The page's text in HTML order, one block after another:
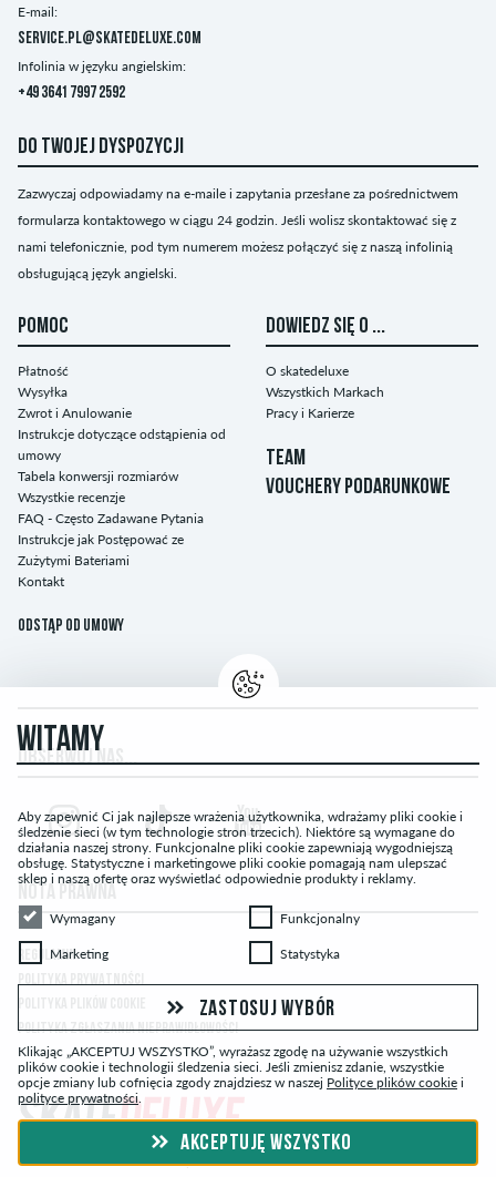
E-mail:
service.pl@skatedeluxe.com
Infolinia w języku angielskim:
+49 3641 7997 2592
DO TWOJEJ DYSPOZYCJI
Zazwyczaj odpowiadamy na e-maile i zapytania przesłane za pośrednictwem
formularza kontaktowego w ciągu 24 godzin. Jeśli wolisz skontaktować się z
nami telefonicznie, pod tym numerem możesz połączyć się z naszą infolinią
obsługującą język angielski.
POMOC
Płatność
Wysyłka
Zwrot i Anulowanie
Instrukcje dotyczące odstąpienia od
umowy
Tabela konwersji rozmiarów
Wszystkie recenzje
FAQ - Często Zadawane Pytania
Instrukcje jak Postępować ze
Zużytymi Bateriami
Kontakt
Odstąp od umowy
DOWIEDZ SIĘ O ...
O skatedeluxe
Wszystkich Markach
Pracy i Karierze
TEAM
VOUCHERY PODARUNKOWE
OBSERWUJ NAS...
REGULAMIN
POLITYKA PRYWATNOŚCI
POLITYKA ZGŁASZANIA NIEPRAWIDŁOWOŚCI
© skatedeluxe.com Skateshop 2026
WITAMY
Aby zapewnić Ci jak najlepsze wrażenia użytkownika, wdrażamy pliki cookie i
śledzenie sieci (w tym technologie stron trzecich). Niektóre są wymagane do
działania naszej strony. Funkcjonalne pliki cookie zapewniają wygodniejszą
obsługę. Statystyczne i marketingowe pliki cookie pomagają nam ulepszać
sklep i naszą ofertę oraz wyświetlać odpowiednie produkty i reklamy.
Wymagany
Wymagany Funkcjonalny
Funkcjonalny
MarketingMarketing StatystykaStatystyka
ZASTOSUJ WYBÓR
Klikając „AKCEPTUJ WSZYSTKO”, wyrażasz zgodę na używanie wszystkich
plików cookie i technologii śledzenia sieci. Jeśli zmienisz zdanie, wszystkie
opcje zmiany lub cofnięcia zgody znajdziesz w naszej Polityce plików cookie i
polityce prywatności.
AKCEPTUJĘ WSZYSTKO